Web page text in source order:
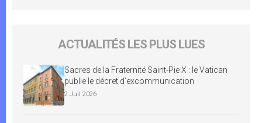
ACTUALITÉS LES PLUS LUES
Sacres de la Fraternité Saint-Pie X : le Vatican
publie le décret d’excommunication
2 Juil 2026